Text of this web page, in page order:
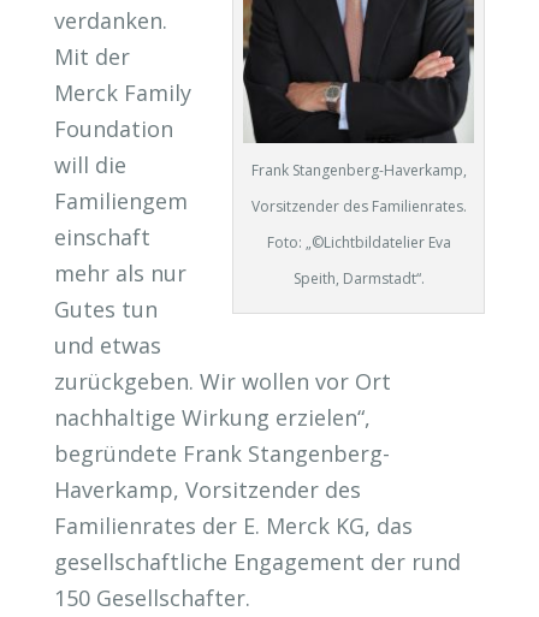
Frank Stangenberg-Haverkamp,
Vorsitzender des Familienrates.
Foto: „©Lichtbildatelier Eva
Speith, Darmstadt“.
verdanken.
Mit der
Merck Family
Foundation
will die
Familiengem
einschaft
mehr als nur
Gutes tun
und etwas
zurückgeben. Wir wollen vor Ort
nachhaltige Wirkung erzielen“,
begründete Frank Stangenberg-
Haverkamp, Vorsitzender des
Familienrates der E. Merck KG, das
gesellschaftliche Engagement der rund
150 Gesellschafter.